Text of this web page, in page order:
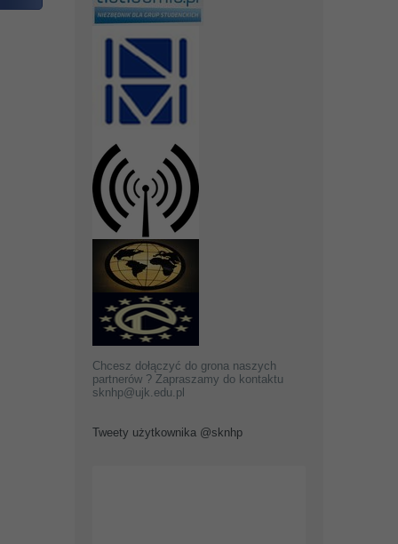
Chcesz dołączyć do grona naszych
partnerów ? Zapraszamy do kontaktu
sknhp@ujk.edu.pl
Tweety użytkownika @sknhp